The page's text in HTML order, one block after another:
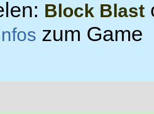
Block Blast
zum Game